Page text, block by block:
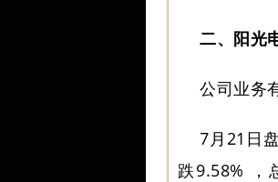
二、阳光
公司业务
7月21日
跌9.58% ，